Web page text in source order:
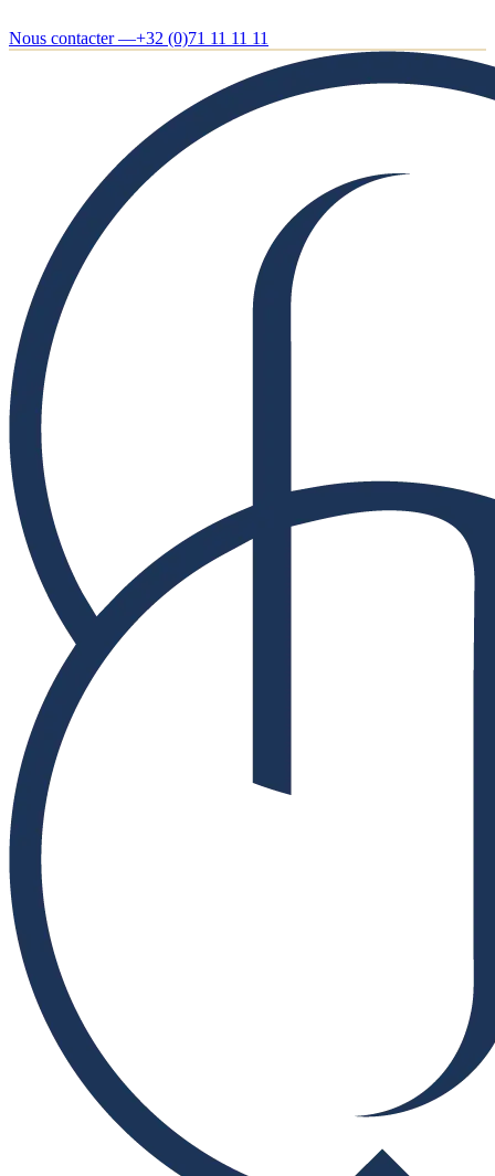
Nous contacter —+32 (0)71 11 11 11